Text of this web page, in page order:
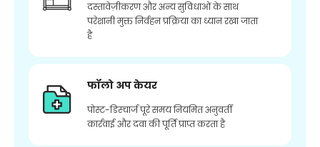
दस्तावेज़ीकरण और अन्य सुविधाओं के साथ
परेशानी मुक्त निर्वहन प्रक्रिया का ध्यान रखा जाता
है
फॉलो अप केयर
पोस्ट-डिस्चार्ज पूरे समय नियमित अनुवर्ती
कार्रवाई और दवा की पूर्ति प्राप्त करता है